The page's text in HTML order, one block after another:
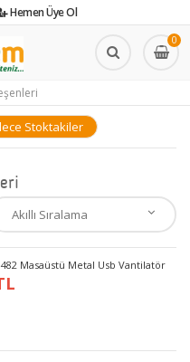
Hemen Üye Ol
0
Stoktakiler
482 Masaüstü Metal Usb Vantilatör